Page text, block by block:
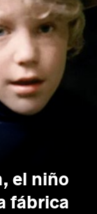
el niño
fábrica